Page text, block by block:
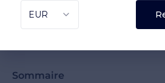
Sommaire